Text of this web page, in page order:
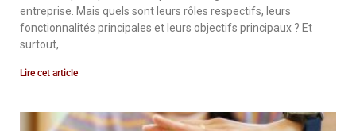
entreprise. Mais quels sont leurs rôles respectifs, leurs
fonctionnalités principales et leurs objectifs principaux ? Et
surtout,
Lire cet article